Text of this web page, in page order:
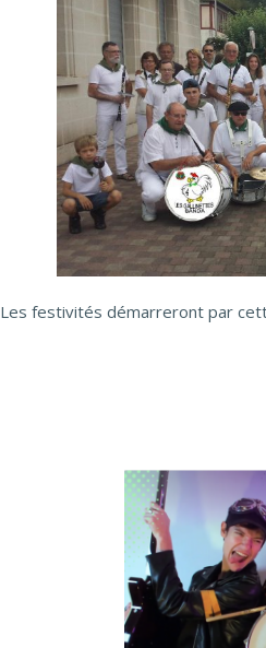
Les festivités démarreront par